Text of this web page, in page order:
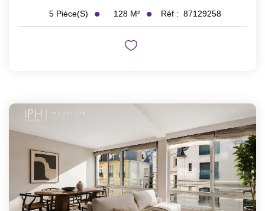
5 Pièce(s) 128 M² Réf : 87129258